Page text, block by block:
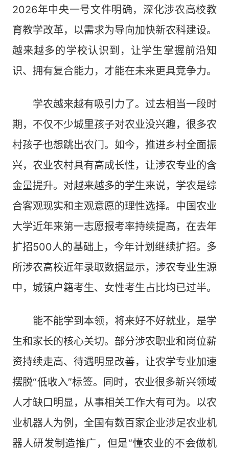
2026年中央一号文件明确，深化涉农高校教
育教学改革，以需求为导向加快新农科建设。
越来越多的学校认识到，让学生掌握前沿知
识、拥有复合能力，才能在未来更具竞争力。
学农越来越有吸引力了。过去相当一段时
期，不仅不少城里孩子对农业没兴趣，很多农
村孩子也想跳出农门。如今，推进乡村全面振
兴，农业农村具有高成长性，让涉农专业的含
金量提升。对越来越多的学生来说，学农是综
合客观现实和主观意愿的理性选择。中国农业
大学近年来第一志愿报考率持续提高，在去年
扩招500人的基础上，今年计划继续扩招。多
所涉农高校近年录取数据显示，涉农专业生源
中，城镇户籍考生、女性考生占比均已过半。
能不能学到本领，将来好不好就业，是学
生和家长的核心关切。部分涉农职业和岗位薪
资持续走高、待遇明显改善，让农学专业加速
摆脱“低收入”标签。同时，农业很多新兴领域
人才缺口明显，从事相关工作大有可为。以农
业机器人为例，全国有数百家企业涉足农业机
器人研发制造推广，但是“懂农业的不会做机